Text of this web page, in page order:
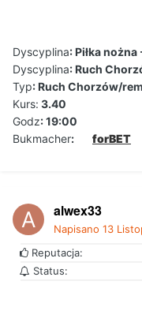
Dyscyplina: Piłka
Dyscyplina: Ruch
Typ: Ruch Chorzów/
Kurs: 3.40
Godz: 19:00
Bukmacher: forBET
alwex33
Napisano 13
Reputacja:
Status: